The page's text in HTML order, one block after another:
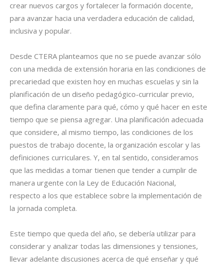
crear nuevos cargos y fortalecer la formación docente,
para avanzar hacia una verdadera educación de calidad,
inclusiva y popular.
Desde CTERA planteamos que no se puede avanzar sólo
con una medida de extensión horaria en las condiciones de
precariedad que existen hoy en muchas escuelas y sin la
planificación de un diseño pedagógico-curricular previo,
que defina claramente para qué, cómo y qué hacer en este
tiempo que se piensa agregar. Una planificación adecuada
que considere, al mismo tiempo, las condiciones de los
puestos de trabajo docente, la organización escolar y las
definiciones curriculares. Y, en tal sentido, consideramos
que las medidas a tomar tienen que tender a cumplir de
manera urgente con la Ley de Educación Nacional,
respecto a los que establece sobre la implementación de
la jornada completa.
Este tiempo que queda del año, se debería utilizar para
considerar y analizar todas las dimensiones y tensiones,
llevar adelante discusiones acerca de qué enseñar y qué